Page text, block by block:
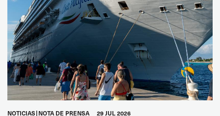
NOTICIAS NOTA DE PRENSA 29 JUL 2026